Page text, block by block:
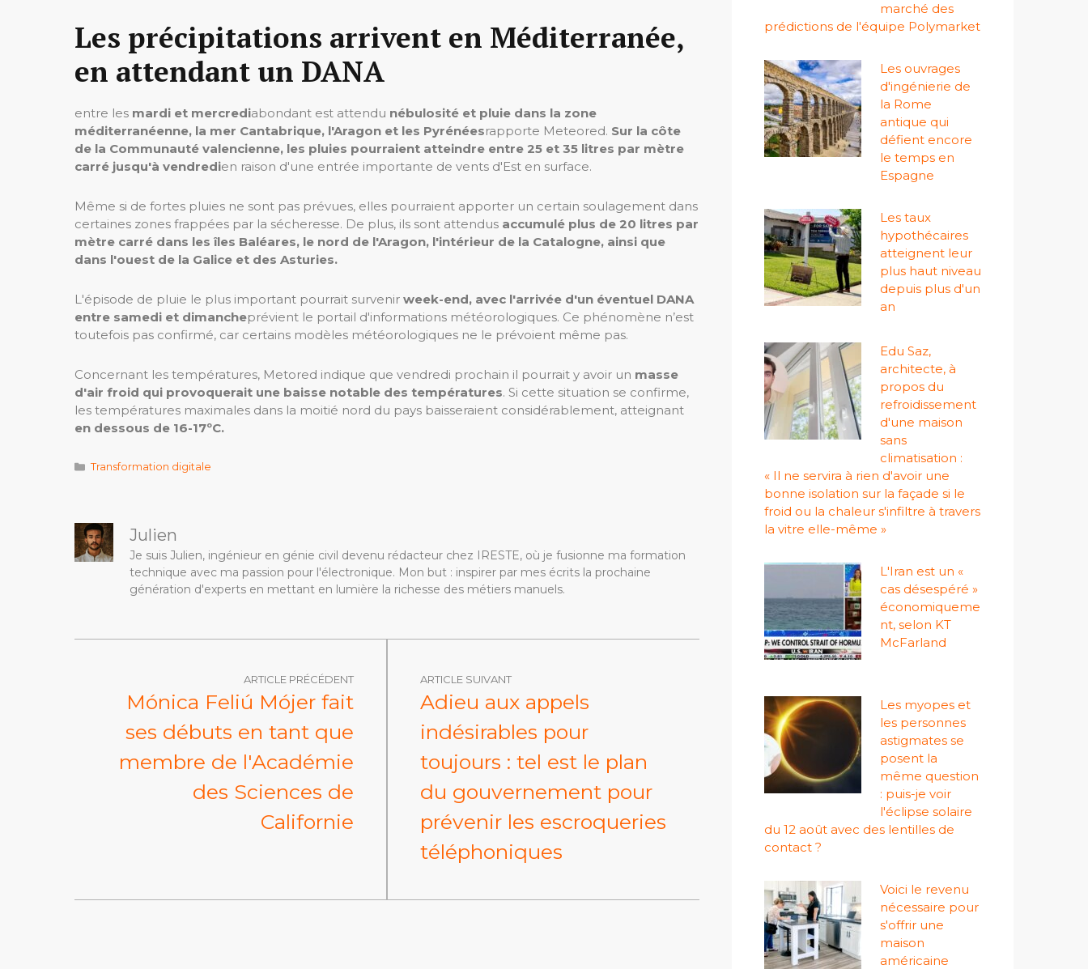
Les précipitations arrivent en Méditerranée,
en attendant un DANA
entre les mardi et mercrediabondant est attendu nébulosité et pluie dans la zone
méditerranéenne, la mer Cantabrique, l'Aragon et les Pyrénéesrapporte Meteored. Sur la côte
de la Communauté valencienne, les pluies pourraient atteindre entre 25 et 35 litres par mètre
carré jusqu'à vendredien raison d'une entrée importante de vents d'Est en surface.
Même si de fortes pluies ne sont pas prévues, elles pourraient apporter un certain soulagement dans
certaines zones frappées par la sécheresse. De plus, ils sont attendus accumulé plus de 20 litres par
mètre carré dans les îles Baléares, le nord de l'Aragon, l'intérieur de la Catalogne, ainsi que
dans l'ouest de la Galice et des Asturies.
L'épisode de pluie le plus important pourrait survenir week-end, avec l'arrivée d'un éventuel DANA
entre samedi et dimancheprévient le portail d'informations météorologiques. Ce phénomène n’est
toutefois pas confirmé, car certains modèles météorologiques ne le prévoient même pas.
Concernant les températures, Metored indique que vendredi prochain il pourrait y avoir un masse
d'air froid qui provoquerait une baisse notable des températures. Si cette situation se confirme,
les températures maximales dans la moitié nord du pays baisseraient considérablement, atteignant
en dessous de 16-17ºC.
Catégories
Transformation digitale
Julien
Je suis Julien, ingénieur en génie civil devenu rédacteur chez IRESTE, où je fusionne ma formation
technique avec ma passion pour l'électronique. Mon but : inspirer par mes écrits la prochaine
génération d'experts en mettant en lumière la richesse des métiers manuels.
ARTICLE PRÉCÉDENT
Mónica Feliú Mójer fait
ses débuts en tant que
membre de l'Académie
des Sciences de
Californie
ARTICLE SUIVANT
Adieu aux appels
indésirables pour
toujours : tel est le plan
du gouvernement pour
prévenir les escroqueries
téléphoniques
marché des
prédictions de l'équipe Polymarket
Les ouvrages
d'ingénierie de
la Rome
antique qui
défient encore
le temps en
Espagne
Les taux
hypothécaires
atteignent leur
plus haut niveau
depuis plus d'un
an
Edu Saz,
architecte, à
propos du
refroidissement
d'une maison
sans
climatisation :
« Il ne servira à rien d'avoir une
bonne isolation sur la façade si le
froid ou la chaleur s'infiltre à travers
la vitre elle-même »
L'Iran est un «
cas désespéré »
économiqueme
nt, selon KT
McFarland
Les myopes et
les personnes
astigmates se
posent la
même question
: puis-je voir
l'éclipse solaire
du 12 août avec des lentilles de
contact ?
Voici le revenu
nécessaire pour
s'offrir une
maison
américaine